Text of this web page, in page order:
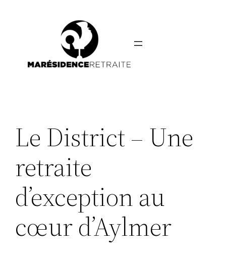
Le District – Une
retraite
d’exception au
cœur d’Aylmer